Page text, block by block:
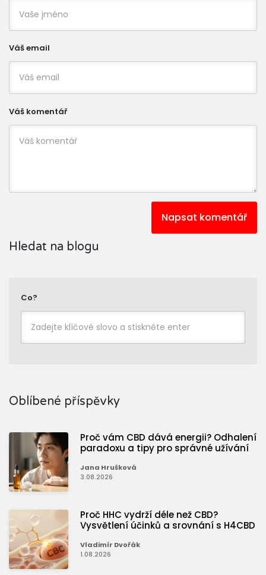
Váš email
Váš komentář
Napsat komentář
Hledat na blogu
Co?
Oblíbené příspěvky
Proč vám CBD dává energii? Odhalení
paradoxu a tipy pro správné užívání
Jana Hrušková
3.08.2026
Proč HHC vydrží déle než CBD?
Vysvětlení účinků a srovnání s H4CBD
Vladimír Dvořák
1.08.2026